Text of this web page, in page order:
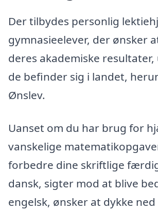
Der tilbydes personlig
gymnasieelever, der ønsker
deres akademiske
de befinder sig i landet,
Ønslev.
Uanset om du har brug for
vanskelige
forbedre dine skriftlige
dansk, sigter mod at blive
engelsk, ønsker at dykke